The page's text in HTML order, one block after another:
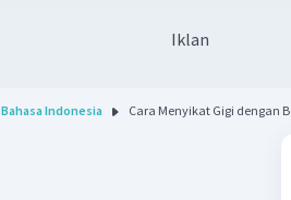
Iklan
Bahasa Indonesia